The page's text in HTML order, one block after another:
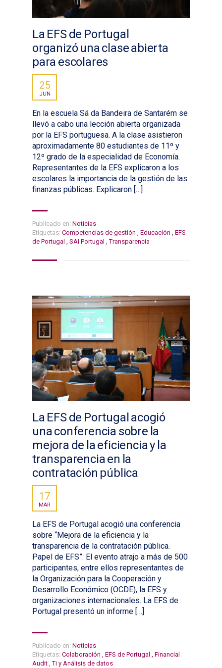
La EFS de Portugal
organizó una clase abierta
para escolares
25
JUN
En la escuela Sá da Bandeira de Santarém se
llevó a cabo una lección abierta organizada
por la EFS portuguesa. A la clase asistieron
aproximadamente 80 estudiantes de 11º y
12º grado de la especialidad de Economía.
Representantes de la EFS explicaron a los
escolares la importancia de la gestión de las
finanzas públicas. Explicaron […]
Publicado en: Noticias
Etiquetas: Competencias de gestión , Educación , EFS
de Portugal , SAI Portugal , Transparencia
La EFS de Portugal acogió
una conferencia sobre la
mejora de la eficiencia y la
transparencia en la
contratación pública
17
MAR
La EFS de Portugal acogió una conferencia
sobre “Mejora de la eficiencia y la
transparencia de la contratación pública.
Papel de EFS”. El evento atrajo a más de 500
participantes, entre ellos representantes de
la Organización para la Cooperación y
Desarrollo Económico (OCDE), la EFS y
organizaciones internacionales. La EFS de
Portugal presentó un informe […]
Publicado en: Noticias
Etiquetas: Colaboración , EFS de Portugal , Financial
Audit , Ti y Análisis de datos